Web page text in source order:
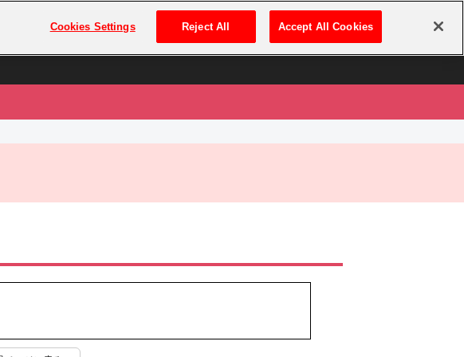
プレミアム会員とは ログイン・新規登録
‼
Cookies Settings Reject All Accept All Cookies